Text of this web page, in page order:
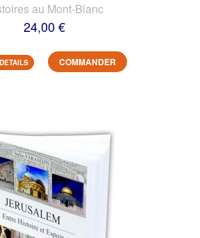
au Mont-Blanc
24,00 €
COMMANDER